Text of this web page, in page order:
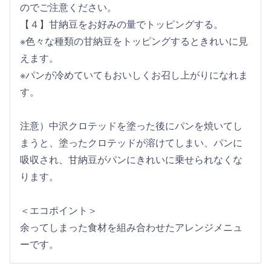
のでご注意ください。
【４】甘納豆をお好みの量でトッピングする。
※色々な種類の甘納豆をトッピングするときれいに見
えます。
※パンが冷めていてもおいしくお召し上がりになれま
す。
注意）中沢クロテッドを塗った後にパンを焼いてし
まうと、塗ったクロテッドが溶けてしまい、パンに
吸収され、甘納豆がパンにきれいに乗せられなくな
ります。
＜エコポイント＞
余ってしまった食材を組み合わせたアレンジメニュ
ーです。